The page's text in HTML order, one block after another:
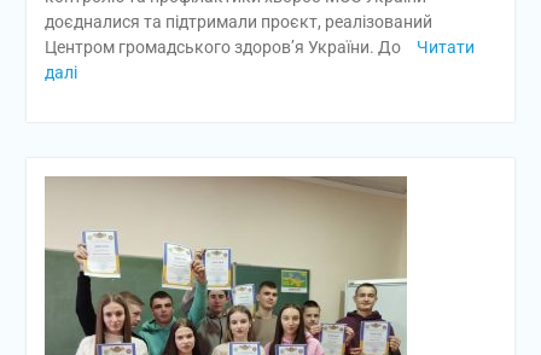
доєдналися та підтримали проєкт, реалізований
Центром громадського здоров’я України. До
Читати
далі